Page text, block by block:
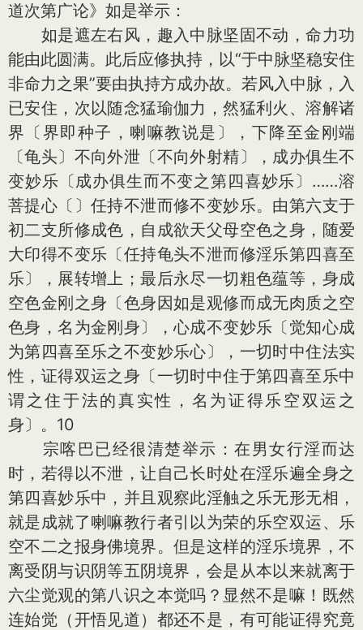
道次第广论》如是举示：
如是遮左右风，趣入中脉坚固不动，命力功
能由此圆满。此后应修执持，以“于中脉坚稳安住
非命力之果”要由执持方成办故。若风入中脉，入
已安住，次以随念猛瑜伽力，然猛利火、溶解诸
界〔界即种子，喇嘛教说是〕，下降至金刚端
〔龟头〕不向外泄〔不向外射精〕，成办俱生不
变妙乐〔成办俱生而不变之第四喜妙乐〕……溶
菩提心〔〕任持不泄而修不变妙乐。由第六支于
初二支所修成色，自成欲天父母空色之身，随爱
大印得不变乐〔任持龟头不泄而修淫乐第四喜至
乐〕，展转增上；最后永尽一切粗色蕴等，身成
空色金刚之身〔色身因如是观修而成无肉质之空
色身，名为金刚身〕，心成不变妙乐〔觉知心成
为第四喜至乐之不变妙乐心〕，一切时中住法实
性，证得双运之身〔一切时中住于第四喜至乐中
谓之住于法的真实性，名为证得乐空双运之
身〕。10
宗喀巴已经很清楚举示：在男女行淫而达
时，若得以不泄，让自己长时处在淫乐遍全身之
第四喜妙乐中，并且观察此淫触之乐无形无相，
就是成就了喇嘛教行者引以为荣的乐空双运、乐
空不二之报身佛境界。但是这样的淫乐境界，不
离受阴与识阴等五阴境界，会是从本以来就离于
六尘觉观的第八识之本觉吗？显然不是嘛！既然
连始觉（开悟见道）都还不是，有可能证得究竟